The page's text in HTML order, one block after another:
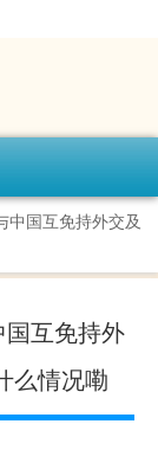
中国互免持外交及
互免持外
么情况嘞